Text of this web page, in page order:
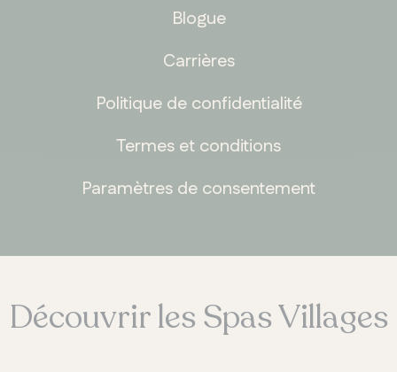
Blogue
Carrières
Politique de confidentialité
Termes et conditions
Paramètres de consentement
Découvrir les Spas Villages